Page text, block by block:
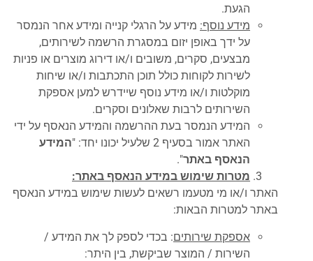
הגעת.
מידע נוסף: מידע על הרגלי קנייה ומידע אחר הנמסר
על ידך באופן יזום במסגרת הרשמה לשירותים,
מבצעים, סקרים, משובים ו/או דירוג מוצרים או פניות
לשירות לקוחות כולל תוכן התכתבות ו/או שיחות
מוקלטות ו/או מידע נוסף שיידרש למען אספקת
השירותים לרבות שאלונים וסקרים.
המידע הנמסר בעת ההרשמה והמידע הנאסף על ידי
האתר אמור בסעיף 2 שלעיל יכונו יחד: "
המידע
הנאסף באתר".
מטרות שימוש במידע הנאסף באתר:
האתר ו/או מי מטעמו רשאים לעשות שימוש במידע הנאסף
באתר למטרות הבאות:
אספקת שירותים: בכדי לספק לך את המידע /
השירות / המוצר שביקשת, בין היתר: